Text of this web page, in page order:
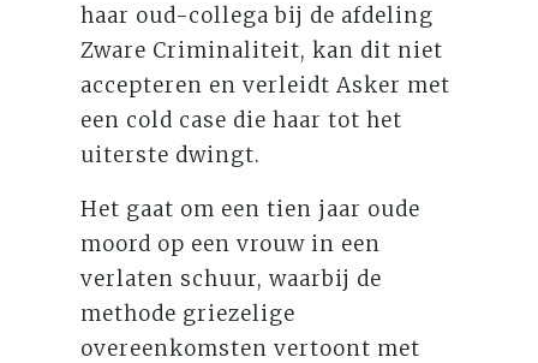
haar oud-collega bij de afdeling
Zware Criminaliteit, kan dit niet
accepteren en verleidt Asker met
een cold case die haar tot het
uiterste dwingt.
Het gaat om een tien jaar oude
moord op een vrouw in een
verlaten schuur, waarbij de
methode griezelige
overeenkomsten vertoont met